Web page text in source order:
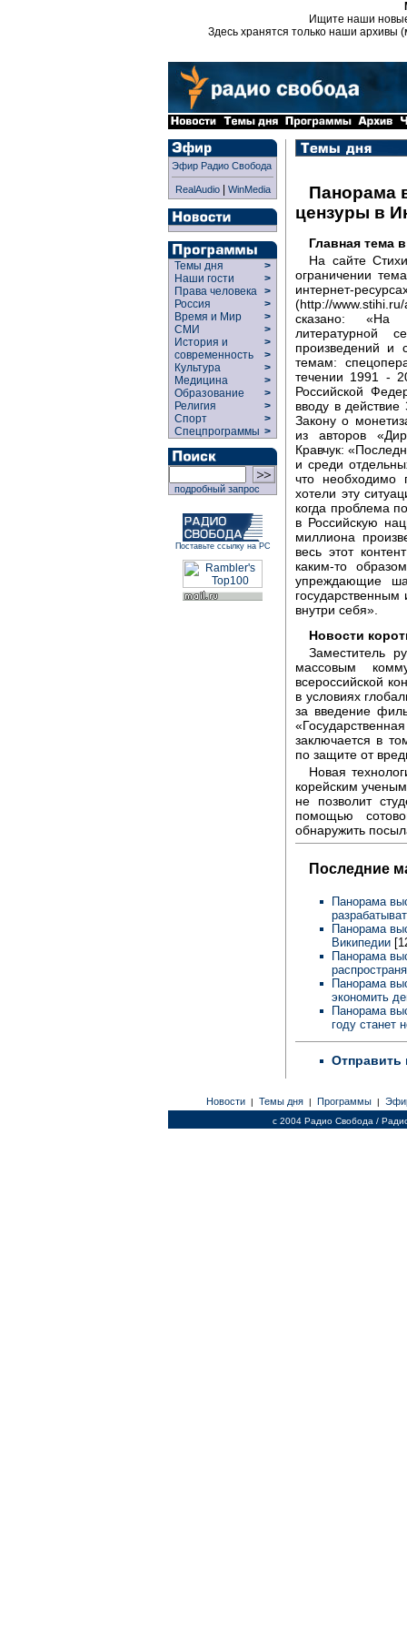
Ищите наши
Здесь хранятся только наши архивы
Эфир Радио Свобода
RealAudio| WinMedia
Темы дня
>
Наши гости
>
Права человека >
Россия
>
Время и Мир
>
СМИ
>
История и
современность
>
>
Культура
>
Медицина
>
Образование
>
Религия
>
Спорт
>
Спецпрограммы >
подробный запрос
Поставьте ссылку на РС
Панорама
цензуры в
Главная тема
На сайте
ограничении
интернет-
(http://
сказано: «На
литературной
произведений
темам:
течении 1991 -
Российской
вводу в
Закону о
из авторов
Кравчук:
и среди
что необходимо
хотели эту
когда проблема
в Российскую
миллиона
весь этот
каким-то
упреждающие
внутри себя».
Новости
Заместитель
массовым
всероссийской
в условиях
за введение
заключается в
по защите от
Новая
корейским
не позволит
помощью
обнаружить
Последние
Панорама
Панорама
Википедии
Панорама
Панорама
экономить
Панорама
году станет
Отправить
Новости | Темы дня | Программы |
c 2004 Радио Свобода /